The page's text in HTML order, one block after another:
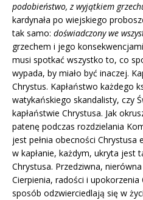
podobieństwo, z wyjątkiem
kardynała po wiejskiego
tak samo: doświadczony we
grzechem i jego
musi spotkać wszystko to, co
wypada, by miało być inaczej.
Chrystus. Kapłaństwo każdego
watykańskiego skandalisty, czy
kapłaństwie Chrystusa. Jak
patenę podczas rozdzielania
jest pełnia obecności Chrystusa
w kapłanie, każdym, ukryta jest
Chrystusa. Przedziwna,
Cierpienia, radości i upokorzenia
sposób odzwierciedlają się w